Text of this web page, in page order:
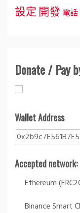
設定 開發電話
Donate / Pay
Wallet Address
Accepted network:
Ethereum
Binance Smart